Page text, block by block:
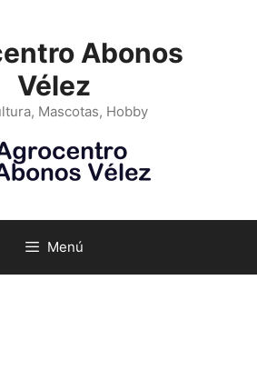
Abonos
Vélez
Mascotas, Hobby
Menú